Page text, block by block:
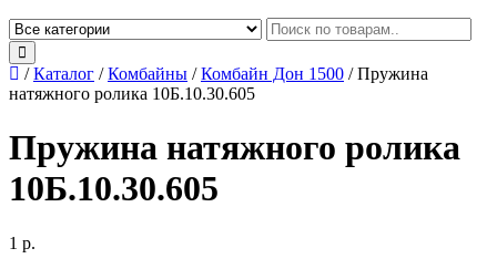
/Каталог /Комбайны /Комбайн Дон 1500 /Пружина
натяжного ролика 10Б.10.30.605
Пружина натяжного ролика
10Б.10.30.605
1 р.